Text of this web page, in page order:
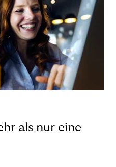
als nur eine